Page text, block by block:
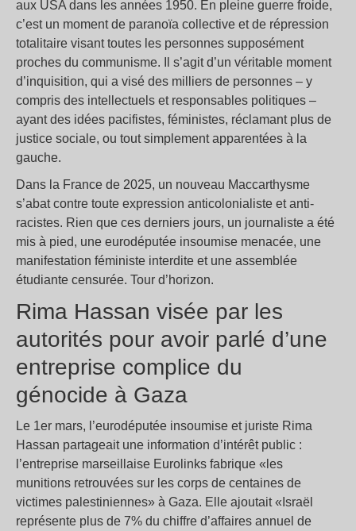
aux USA dans les années 1950. En pleine guerre froide,
c’est un moment de paranoïa collective et de répression
totalitaire visant toutes les personnes supposément
proches du communisme. Il s’agit d’un véritable moment
d’inquisition, qui a visé des milliers de personnes – y
compris des intellectuels et responsables politiques –
ayant des idées pacifistes, féministes, réclamant plus de
justice sociale, ou tout simplement apparentées à la
gauche.
Dans la France de 2025, un nouveau Maccarthysme
s’abat contre toute expression anticolonialiste et anti-
racistes. Rien que ces derniers jours, un journaliste a été
mis à pied, une eurodéputée insoumise menacée, une
manifestation féministe interdite et une assemblée
étudiante censurée. Tour d’horizon.
Rima Hassan visée par les
autorités pour avoir parlé d’une
entreprise complice du
génocide à Gaza
Le 1er mars, l’eurodéputée insoumise et juriste Rima
Hassan partageait une information d’intérêt public :
l’entreprise marseillaise Eurolinks fabrique «les
munitions retrouvées sur les corps de centaines de
victimes palestiniennes» à Gaza. Elle ajoutait «Israël
représente plus de 7% du chiffre d’affaires annuel de